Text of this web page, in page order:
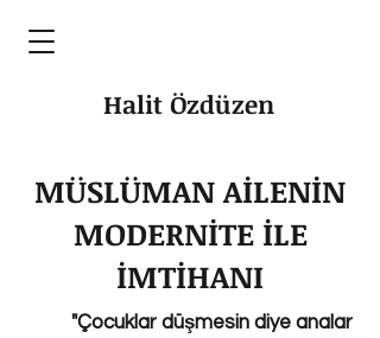
Halit Özdüzen
MÜSLÜMAN AİLENİN
MODERNİTE İLE
İMTİHANI
"Çocuklar düşmesin diye analar